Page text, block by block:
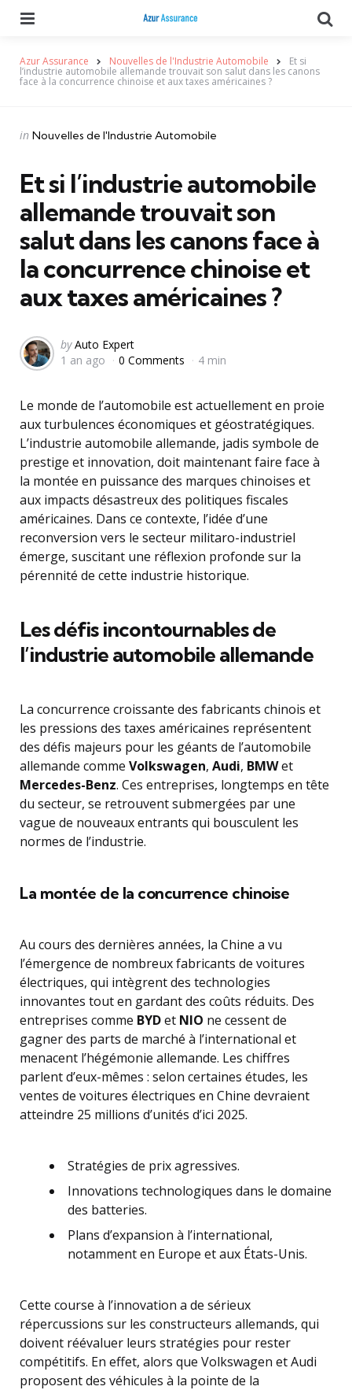
Azur Assurance Nouvelles de l'Industrie Automobile Et si
l’industrie automobile allemande trouvait son salut dans les canons
face à la concurrence chinoise et aux taxes américaines ?
Categories
Posted
in Nouvelles de l'Industrie Automobile
Et si l’industrie automobile
allemande trouvait son
salut dans les canons face à
la concurrence chinoise et
aux taxes américaines ?
Posted
by
by Auto Expert
1 an ago
0 Comments 4 min
Le monde de l’automobile est actuellement en proie
aux turbulences économiques et géostratégiques.
L’industrie automobile allemande, jadis symbole de
prestige et innovation, doit maintenant faire face à
la montée en puissance des marques chinoises et
aux impacts désastreux des politiques fiscales
américaines. Dans ce contexte, l’idée d’une
reconversion vers le secteur militaro-industriel
émerge, suscitant une réflexion profonde sur la
pérennité de cette industrie historique.
Les défis incontournables de
l’industrie automobile allemande
La concurrence croissante des fabricants chinois et
les pressions des taxes américaines représentent
des défis majeurs pour les géants de l’automobile
allemande comme Volkswagen, Audi, BMWet
Mercedes-Benz. Ces entreprises, longtemps en tête
du secteur, se retrouvent submergées par une
vague de nouveaux entrants qui bousculent les
normes de l’industrie.
La montée de la concurrence chinoise
Au cours des dernières années, la Chine a vu
l’émergence de nombreux fabricants de voitures
électriques, qui intègrent des technologies
innovantes tout en gardant des coûts réduits. Des
entreprises comme BYDet NIO ne cessent de
gagner des parts de marché à l’international et
menacent l’hégémonie allemande. Les chiffres
parlent d’eux-mêmes : selon certaines études, les
ventes de voitures électriques en Chine devraient
atteindre 25 millions d’unités d’ici 2025.
Stratégies de prix agressives.
Innovations technologiques dans le domaine
des batteries.
Plans d’expansion à l’international,
notamment en Europe et aux États-Unis.
Cette course à l’innovation a de sérieux
répercussions sur les constructeurs allemands, qui
doivent réévaluer leurs stratégies pour rester
compétitifs. En effet, alors que Volkswagen et Audi
proposent des véhicules à la pointe de la